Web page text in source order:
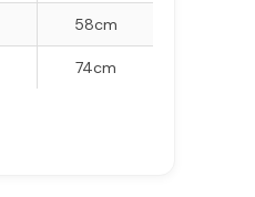
58cm
74cm